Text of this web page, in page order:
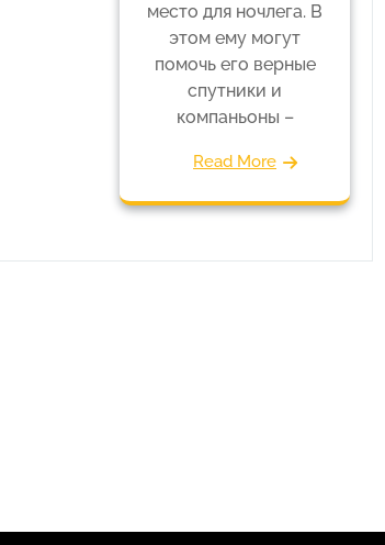
место для ночлега. В
этом ему могут
помочь его верные
спутники и
компаньоны –
Read More